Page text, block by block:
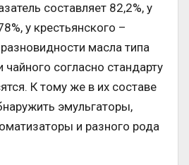
составляет 82,2%, у
у крестьянского –
масла типа
чайного согласно стандарту
К тому же в их составе
эмульгаторы,
и разного рода